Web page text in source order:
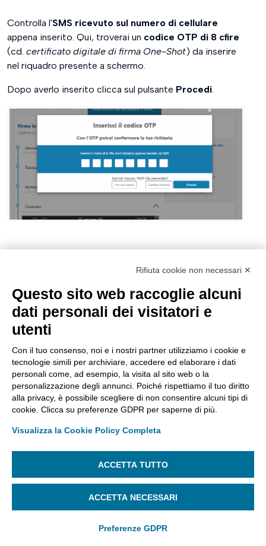
Controlla l'SMS ricevuto sul numero di cellulare
appena inserito. Qui, troverai un codice OTP di 8 cfire
(cd. certificato digitale di firma One-Shot) da inserire
nel riquadro presente a schermo.
Dopo averlo inserito clicca sul pulsante Procedi
Fase 3 - processo terminato
Hai completato la fase di registrazione dei tuoi dati per
Controlla la tua casella di posta: riceverai un' email
che ti indicherà il codice di prenotazione
punto di vendita convenzionato al momento del
riconoscimento.
Rifiuta cookie non necessari ✕
Questo sito web raccoglie alcuni
dati personali dei visitatori e
utenti
Con il tuo consenso, noi e i nostri partner utilizziamo i cookie e
tecnologie simili per archiviare, accedere ed elaborare i dati
personali come, ad esempio, la visita al sito web o la
personalizzazione degli annunci. Poiché rispettiamo il tuo diritto
alla privacy, è possibile scegliere di non consentire alcuni tipi di
cookie. Clicca su preferenze GDPR per saperne di più.
Visualizza la Cookie Policy Completa
ACCETTA TUTTO
ACCETTA NECESSARI
Preferenze GDPR